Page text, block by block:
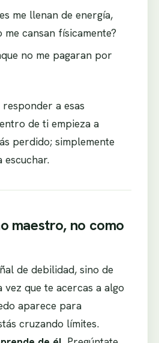
me llenan de energía,
me cansan físicamente?
no me pagaran por
a esas
de ti empieza a
perdido; simplemente
escuchar.
maestro, no como
de debilidad, sino de
vez que te acercas a algo
aparece para
cruzando límites.